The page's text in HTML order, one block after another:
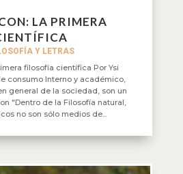
LA PRIMERA
Y LETRAS
filosofía científica Por Ysi
consumo Interno y académico,
general de la sociedad, son un
"Dentro de la Filosofía natural,
no son sólo medios de...